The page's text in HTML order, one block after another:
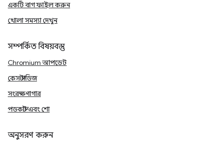
একটি বাগ ফাইল করুন
খোলা সমস্যা দেখুন
সম্পর্কিত বিষয়বস্তু
Chromium আপডেট
কেস স্টাডিজ
সংরক্ষণাগার
পডকাস্ট এবং শো
অনুসরণ করুন